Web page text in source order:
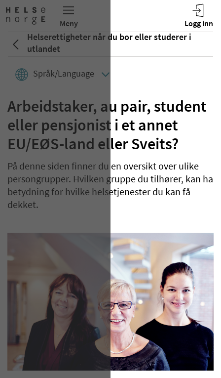
Helserettigheter når du bor eller studerer i
utlandet
Språk/Language
Arbeidstaker, au pair, student
eller pensjonist i et annet
EU/EØS-land eller Sveits?
På denne siden finner du en oversikt over ulike
persongrupper. Hvilken gruppe du tilhører, kan ha
betydning for hvilke helsetjenester du kan få
dekket.